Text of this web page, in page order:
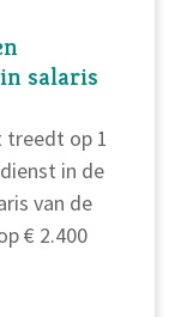
salaris
treedt op 1
in de
van de
€ 2.400